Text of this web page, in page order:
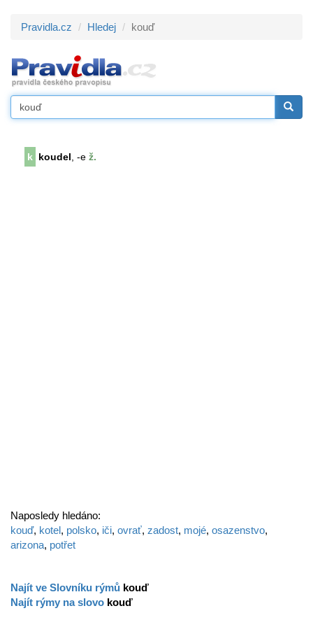
Pravidla.cz Hledej kouď
k koudel , -e ž.
Naposledy hledáno:
kouď, kotel, polsko, iči, ovrať, zadost, mojé, osazenstvo,
arizona, potřet
Najít ve Slovníku rýmů kouď
Najít rýmy na slovo kouď